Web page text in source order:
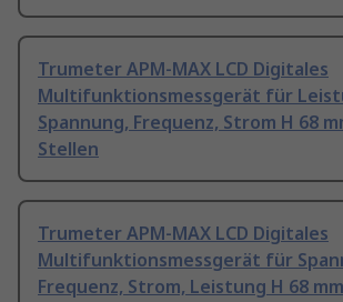
Trumeter APM-MAX LCD Digitales
Multifunktionsmessgerät für
Spannung, Frequenz, Strom H 68
Stellen
Trumeter APM-MAX LCD Digitales
Multifunktionsmessgerät für
Frequenz, Strom, Leistung H 68